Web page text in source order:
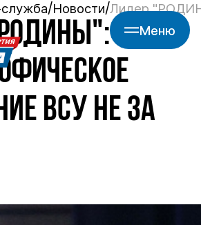
Меню
Новости Лидер
ВСУ НЕ ЗА